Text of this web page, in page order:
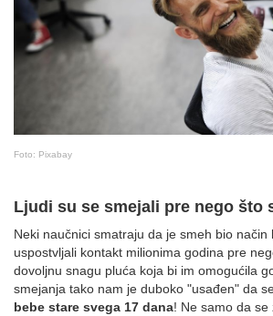
Foto: Pixabay
Ljudi su se smejali pre nego što
Neki naučnici smatraju da je smeh bio način
uspostvljali kontakt milionima godina pre
dovoljnu snagu pluća koja bi im omogućila
smejanja tako nam je duboko "usađen" da
bebe stare svega 17 dana! Ne samo da